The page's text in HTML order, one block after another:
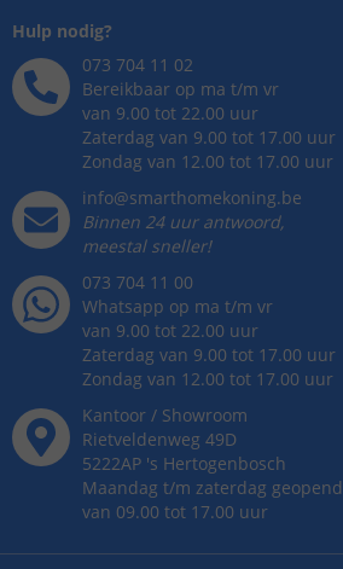
Hulp nodig?
073 704 11 02
Bereikbaar op ma t/m vr
van 9.00 tot 22.00 uur
Zaterdag van 9.00 tot 17.00 uur
Zondag van 12.00 tot 17.00 uur
info@smarthomekoning.be
Binnen 24 uur antwoord,
meestal sneller!
073 704 11 00
Whatsapp op ma t/m vr
van 9.00 tot 22.00 uur
Zaterdag van 9.00 tot 17.00 uur
Zondag van 12.00 tot 17.00 uur
Kantoor / Showroom
Rietveldenweg 49D
5222AP 's Hertogenbosch
Maandag t/m zaterdag geopend
van 09.00 tot 17.00 uur